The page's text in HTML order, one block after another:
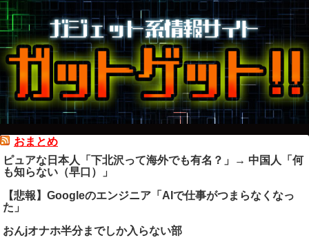
おまとめ
ピュアな日本人「下北沢って海外でも有名？」→ 中国人「何
も知らない（早口）」
【悲報】Googleのエンジニア「AIで仕事がつまらなくなっ
た」
おんjオナホ半分までしか入らない部